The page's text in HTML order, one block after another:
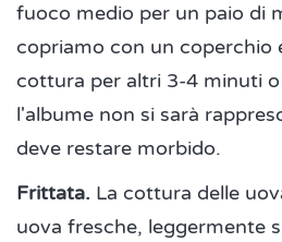
fuoco medio per un paio di
copriamo con un coperchio
cottura per altri 3-4 minuti
l'albume non si sarà
deve restare morbido.
Frittata. La cottura delle
uova fresche, leggermente